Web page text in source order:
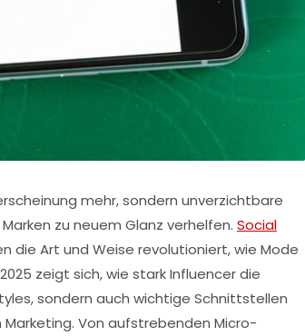
mehr, sondern unverzichtbare
zu neuem Glanz verhelfen. Social
die Art und Weise revolutioniert, wie Mode
zeigt sich, wie stark Influencer die
sondern auch wichtige Schnittstellen
Von aufstrebenden Micro-